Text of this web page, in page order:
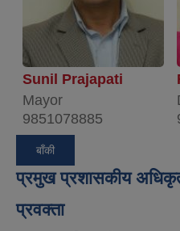
Sunil Prajapati
Mayor
9851078885
बाँकी
प्रमुख प्रशासकीय
प्रवक्ता